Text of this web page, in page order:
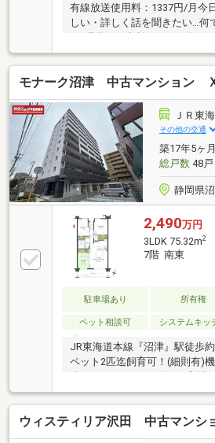
有線放送使用料：1337円/月今
しい・詳しく話を聞きたい…何
み（30分～）（2）ご希望条件
（3）資金計画・住宅ローンの
ルでのご対応、HPからの資料
日・休日問わずご対応させて
の手配が必要な場合がありま
いただけるとご案内がスムーズ
モナーク沼津 中古マンション
ＪＲ東
その他の交通
築17年5ヶ
総戸数48戸
静岡県
2,490万円
3LDK 75.32m2
7階 南東
駐車場あり 所有権
ペット相談可
システムキッ
JR東海道本線『沼津』駅徒歩
ペット2匹迄飼育可！(細則有)
information》・沼津市立第四
市立第四中学校…約830m【リ
換：システムキッチン、ユニ
化粧台、建具、配管更新新規
ウィスティリア沢田 中古マンシ